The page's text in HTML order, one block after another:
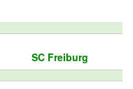
SC Freiburg